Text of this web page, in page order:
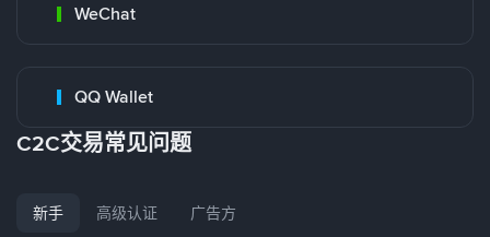
WeChat
QQ Wallet
C2C交易常见问题
新手 高级认证 广告方